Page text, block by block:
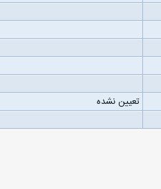
تعیین نشده